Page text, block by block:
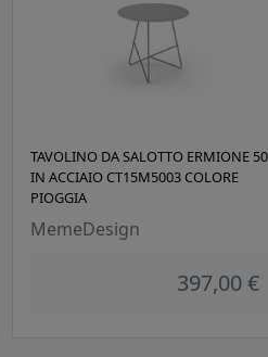
TAVOLINO DA SALOTTO ERMIONE 50
IN ACCIAIO CT15M5003 COLORE
PIOGGIA
MemeDesign
397,00 €